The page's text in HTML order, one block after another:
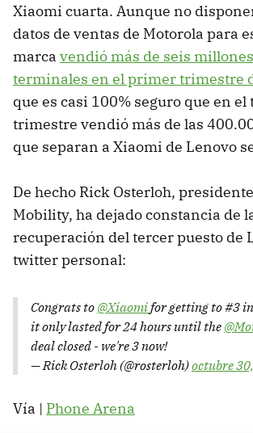
Xiaomi cuarta. Aunque no
datos de ventas de Motorola para
marca vendió más de seis
terminales en el primer trimestre
que es casi 100% seguro que en el
trimestre vendió más de las
que separan a Xiaomi de Lenovo
De hecho Rick Osterloh,
Mobility, ha dejado constancia de
recuperación del tercer puesto de
twitter personal:
Congrats to @Xiaomifor getting to #3
it only lasted for 24 hours until the
deal closed - we're 3 now!
— Rick Osterloh (@rosterloh)octubre
Vía | Phone Arena